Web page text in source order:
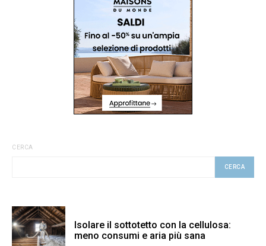
CERCA
CERCA
Isolare il sottotetto con la cellulosa:
meno consumi e aria più sana